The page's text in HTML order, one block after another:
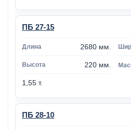
ПБ 27-15
2680 мм.
220 мм.
1,55 т.
ПБ 28-10